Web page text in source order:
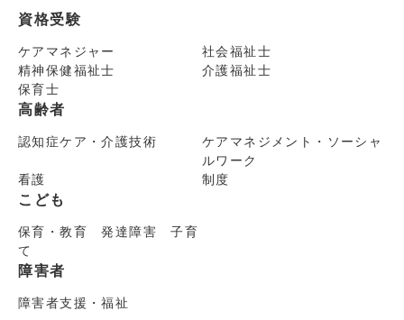
資格受験
ケアマネジャー
社会福祉士
精神保健福祉士
介護福祉士
保育士
高齢者
認知症ケア・介護技術
ケアマネジメント・ソーシャ
ルワーク
看護
制度
こども
保育・教育 発達障害 子育
て
障害者
障害者支援・福祉